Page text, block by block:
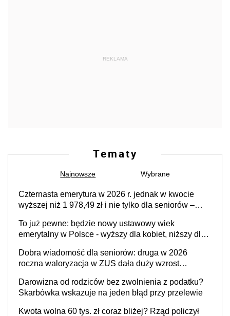
REKLAMA
Tematy
Najnowsze Wybrane
Czternasta emerytura w 2026 r. jednak w kwocie
wyższej niż 1 978,49 zł i nie tylko dla seniorów –
kwotą świadczenia?
To już pewne: będzie nowy ustawowy wiek
emerytalny w Polsce - wyższy dla kobiet, niższy dla
Dobra wiadomość dla seniorów: druga w 2026
roczna waloryzacja w ZUS dała duży wzrost
Darowizna od rodziców bez zwolnienia z podatku?
Skarbówka wskazuje na jeden błąd przy przelewie
Kwota wolna 60 tys. zł coraz bliżej? Rząd policzył